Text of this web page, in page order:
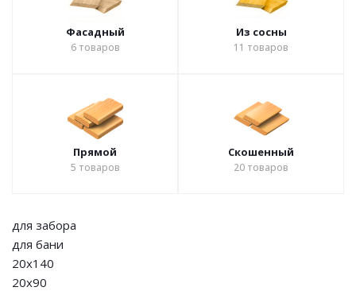
Фасадный
6товаров
Из сосны
11 товаров
Прямой
5 товаров
Скошенный
20 товаров
для забора
для бани
20х140
20х90